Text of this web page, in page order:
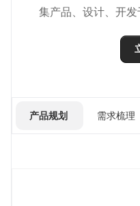
集产品、设计、开
产品规划 需求梳理